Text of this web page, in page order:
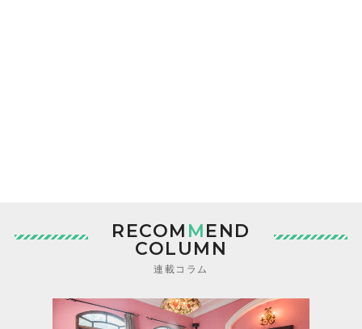
RECOM MEND
COLUMN
連載コラム